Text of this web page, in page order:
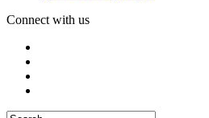
Connect with us